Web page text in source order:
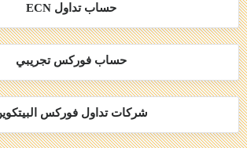
حساب تداول ECN
حساب فوركس تجريبي
شركات تداول فوركس